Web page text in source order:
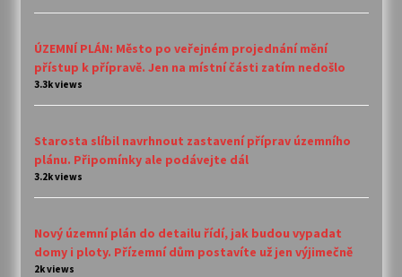
ÚZEMNÍ PLÁN: Město po veřejném projednání mění
přístup k přípravě. Jen na místní části zatím nedošlo
3.3k views
Starosta slíbil navrhnout zastavení příprav územního
plánu. Připomínky ale podávejte dál
3.2k views
Nový územní plán do detailu řídí, jak budou vypadat
domy i ploty. Přízemní dům postavíte už jen výjimečně
2k views